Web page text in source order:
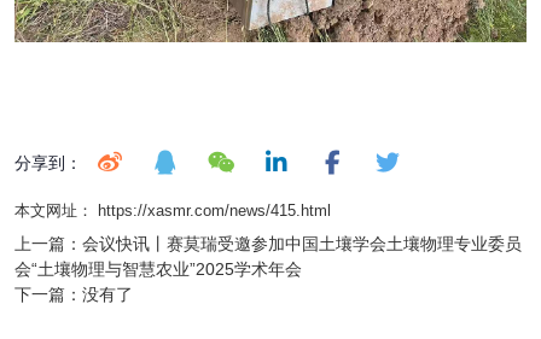
分享到：
本文网址： https://xasmr.com/news/415.html
上一篇： 会议快讯丨赛莫瑞受邀参加中国土壤学会土壤物理专业委员
会“土壤物理与智慧农业”2025学术年会
下一篇： 没有了